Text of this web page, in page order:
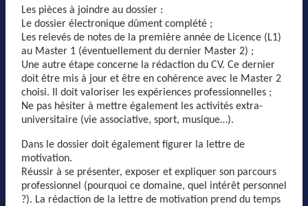
Les pièces à joindre au dossier :
Le dossier électronique dûment complété ;
Les relevés de notes de la première année de Licence (L1)
au Master 1 (éventuellement du dernier Master 2) ;
Une autre étape concerne la rédaction du CV. Ce dernier
doit être mis à jour et être en cohérence avec le Master 2
choisi. Il doit valoriser les expériences professionnelles ;
Ne pas hésiter à mettre également les activités extra-
universitaire (vie associative, sport, musique…).
Dans le dossier doit également figurer la lettre de
motivation.
Réussir à se présenter, exposer et expliquer son parcours
professionnel (pourquoi ce domaine, quel intérêt personnel
?). La rédaction de la lettre de motivation prend du temps